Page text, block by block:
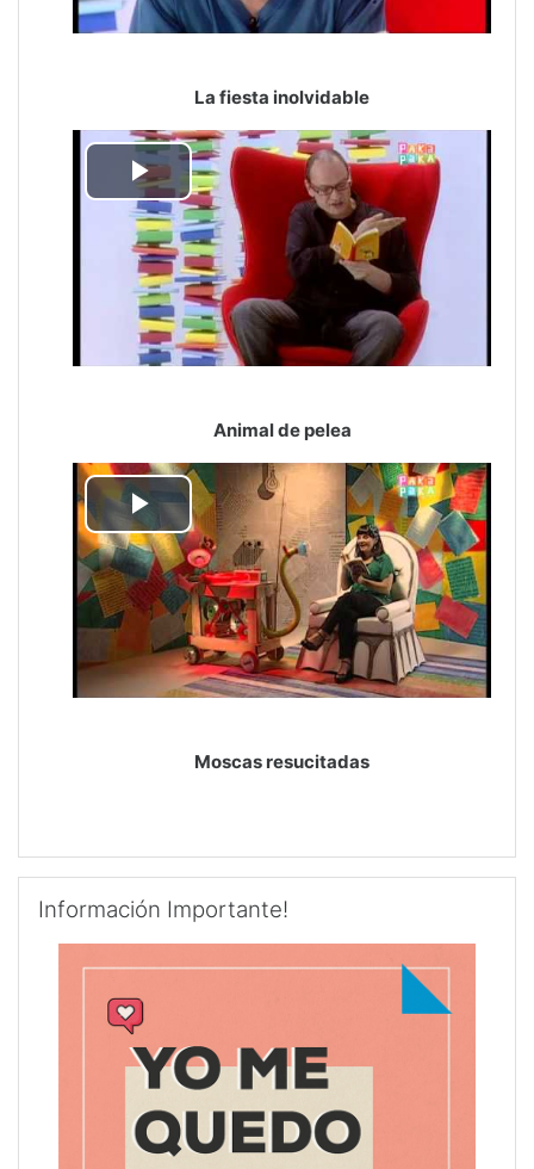
La fiesta inolvidable
Reproducir
Vídeo
Animal de pelea
Reproducir
Vídeo
Moscas resucitadas
Información Importante!